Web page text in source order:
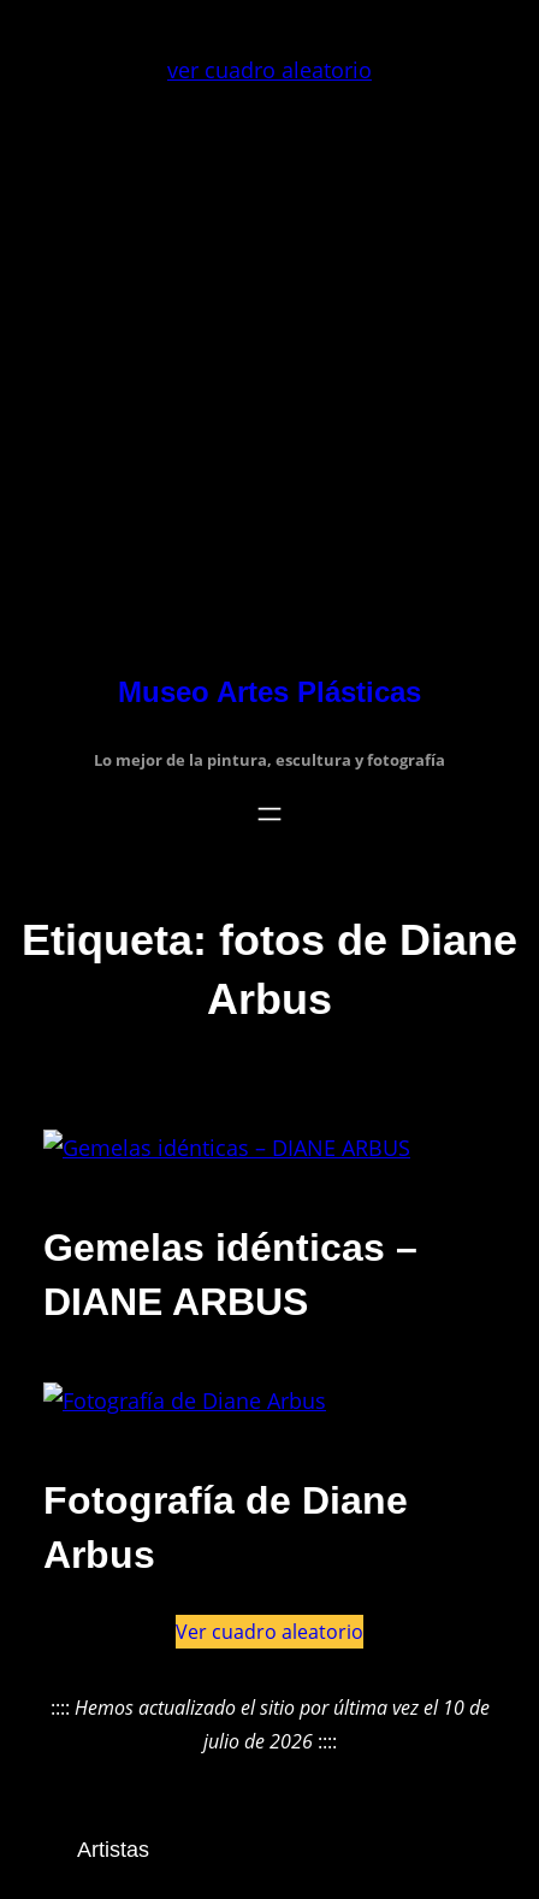
ver cuadro aleatorio
Museo Artes Plásticas
Lo mejor de la pintura, escultura y fotografía
Etiqueta: fotos de Diane
Arbus
Gemelas idénticas –
DIANE ARBUS
Fotografía de Diane
Arbus
Ver cuadro aleatorio
:::: Hemos actualizado el sitio por última vez el 10 de
julio de 2026::::
Artistas